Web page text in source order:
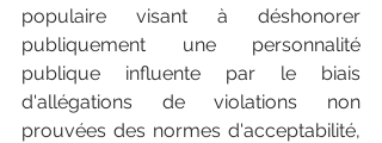
populaire visant à déshonorer
publiquement une personnalité
publique influente par le biais
d'allégations de violations non
prouvées des normes d'acceptabilité,